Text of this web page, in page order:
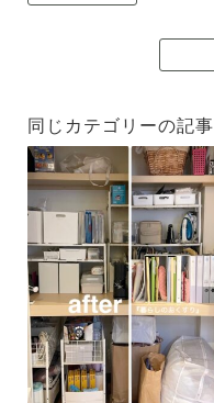
同じカテゴリーの記事